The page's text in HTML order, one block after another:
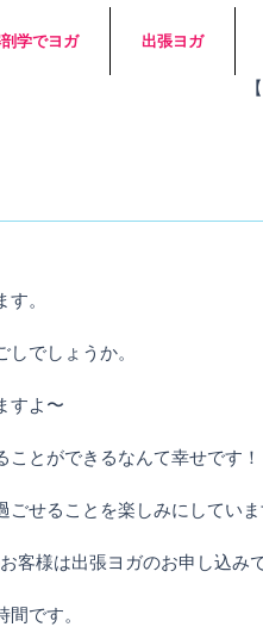
学でヨガ 出張ヨガ
。
でしょうか。
すよ〜
とができるなんて幸せです！
せることを楽しみにしていま
客様は出張ヨガのお申し込みで
です。